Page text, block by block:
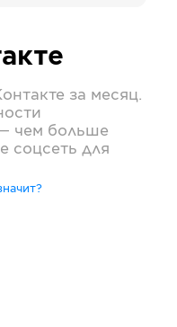
за месяц.
чем больше
соцсеть для